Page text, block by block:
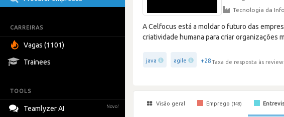
CARREIRAS
Vagas (1101)
Trainees
TOOLS
Teamlyzer AI Novo!
Tecnologia da
A Celfocus está a moldar o futuro das
criatividade humana para criar organizações
java agile +28Taxa de resposta às
Visão geral Emprego (148)